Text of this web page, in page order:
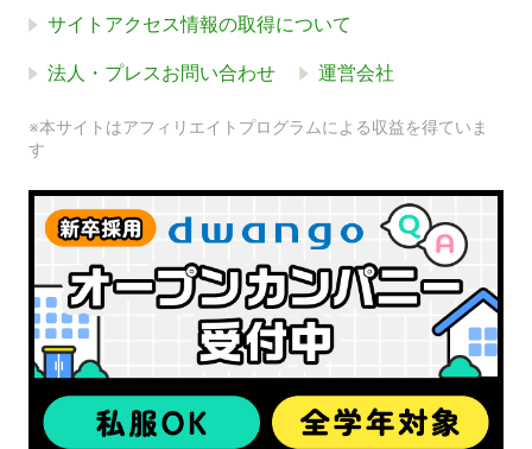
サイトアクセス情報の取得について
法人・プレスお問い合わせ 運営会社
※本サイトはアフィリエイトプログラムによる収益を得ていま
す